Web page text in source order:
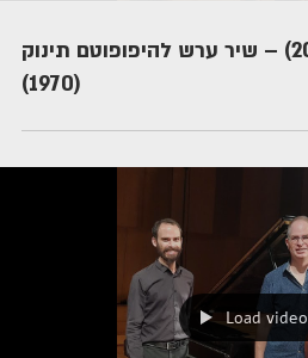
סרז' לנסן (1922–2005) – שיר ערש להיפופוטם תינוק
(1970)
Load video